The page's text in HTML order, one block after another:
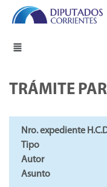
TRÁMITE
Nro. expediente
Tipo
Autor
Asunto